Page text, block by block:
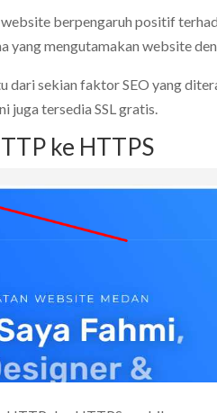
berpengaruh positif
mengutamakan website
dari sekian faktor SEO yang
juga tersedia SSL gratis.
ke HTTPS